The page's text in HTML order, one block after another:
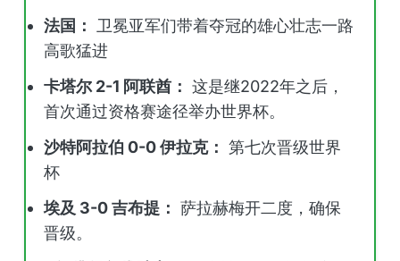
法国：
卫冕亚军们带着夺冠的雄心壮志一路
高歌猛进
卡塔尔 2-1 阿联酋： 这是继2022年之后，
首次通过资格赛途径举办世界杯。
沙特阿拉伯 0-0 伊拉克： 第七次晋级世界
杯
埃及 3-0 吉布提： 萨拉赫梅开二度，确保
晋级。